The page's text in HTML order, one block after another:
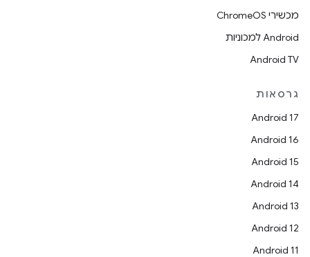
מכשירי ChromeOS
Android למכוניות
Android TV
גרסאות
Android 17
Android 16
Android 15
Android 14
Android 13
Android 12
Android 11